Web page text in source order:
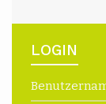
LOGIN